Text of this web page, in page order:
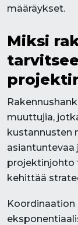
määräykset.
Miksi
muuttujia,
kustannusten
projektinjohto
kehittää